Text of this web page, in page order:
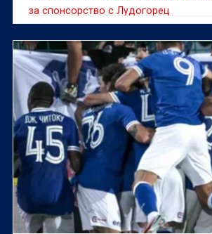
за спонсорство с Лудогорец